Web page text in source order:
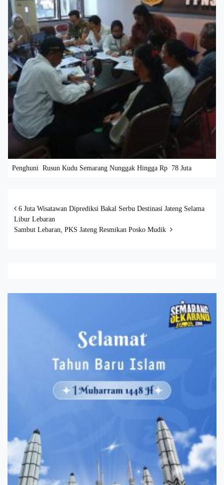
Penghuni Rusun Kudu Semarang Nunggak Hingga Rp 78 Juta
Post navigation
6 Juta Wisatawan Diprediksi Bakal Serbu Destinasi Jateng Selama
Libur Lebaran
Sambut Lebaran, PKS Jateng Resmikan Posko Mudik